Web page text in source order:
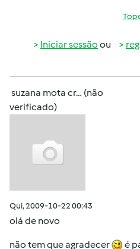
Iniciar sessão ou
suzana mota cr… (não
verificado)
Qui, 2009-10-22 00:43
olá de novo
não tem que agradecer é